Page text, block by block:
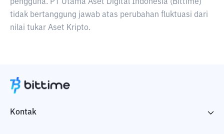
pengguna. PT Utama Aset Digital Indonesia (Bittime)
tidak bertanggung jawab atas perubahan fluktuasi dari
nilai tukar Aset Kripto.
Kontak